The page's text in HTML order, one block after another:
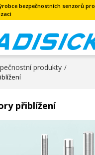
bezpečnostních senzorů pro
produkty /
přiblížení